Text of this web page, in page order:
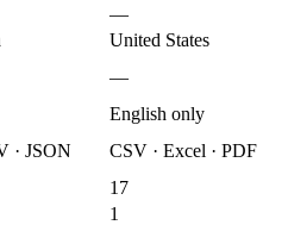
—
United States
—
English only
· JSON
CSV · Excel · PDF
17
1